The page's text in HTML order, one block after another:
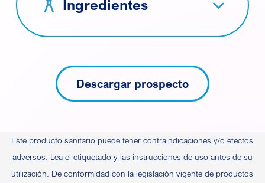
Ingredientes
Descargar prospecto
Este producto sanitario puede tener contraindicaciones y/o efectos
adversos. Lea el etiquetado y las instrucciones de uso antes de su
utilización. De conformidad con la legislación vigente de productos